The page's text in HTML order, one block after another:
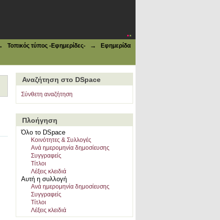
Τοπικός τύπος -Εφημερίδες- →
Εφημερίδα
Αναζήτηση στο DSpace
Σύνθετη αναζήτηση
Πλοήγηση
Όλο το DSpace
Κοινότητες & Συλλογές
Ανά ημερομηνία δημοσίευσης
Συγγραφείς
Τίτλοι
Λέξεις κλειδιά
Αυτή η συλλογή
Ανά ημερομηνία δημοσίευσης
Συγγραφείς
Τίτλοι
Λέξεις κλειδιά